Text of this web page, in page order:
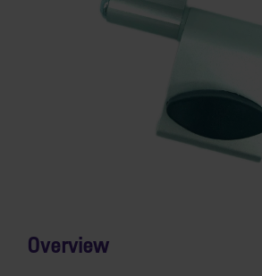
Overview